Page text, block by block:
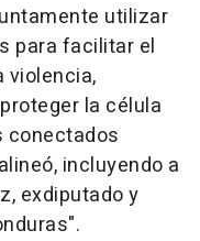
utilizar
para facilitar el
violencia,
la célula
conectados
incluyendo a
exdiputado y